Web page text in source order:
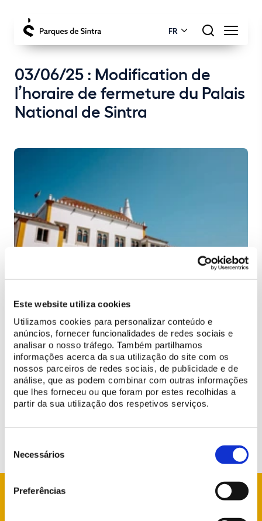
Este website utiliza cookies
Utilizamos cookies para personalizar conteúdo e
anúncios, fornecer funcionalidades de redes sociais e
analisar o nosso tráfego. Também partilhamos
informações acerca da sua utilização do site com os
nossos parceiros de redes sociais, de publicidade e de
análise, que as podem combinar com outras informações
que lhes forneceu ou que foram por estes recolhidas a
partir da sua utilização dos respetivos serviços.
Necessários
Preferências
FR
03/06/25 : Modification de
l’horaire de fermeture du Palais
National de Sintra
Ce jour-là, les changements suivants seront en vigueur : la
dernière entrée au Palais aura lieu à 17h00 et le monument
fermera à 17h30.
Nous regrettons la gêne occasionnée et vous remercions de
votre compréhension.